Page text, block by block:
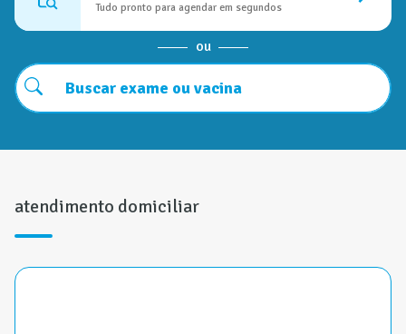
Tudo pronto para agendar em segundos
ou
atendimento domiciliar